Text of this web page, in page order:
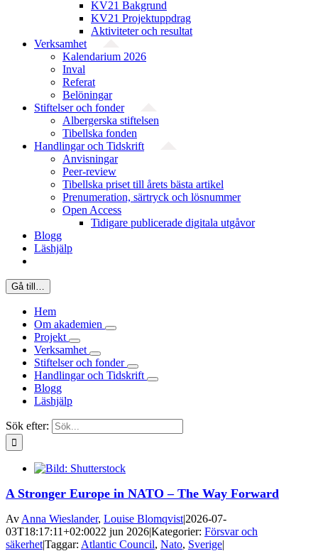
KV21 Bakgrund
KV21 Projektuppdrag
Aktiviteter och resultat
Verksamhet
Kalendarium 2026
Inval
Referat
Belöningar
Stiftelser och fonder
Albergerska stiftelsen
Tibellska fonden
Handlingar och Tidskrift
Anvisningar
Peer-review
Tibellska priset till årets bästa artikel
Prenumeration, särtryck och lösnummer
Open Access
Tidigare publicerade digitala utgåvor
Blogg
Läshjälp
Gå till…
Hem
Om akademien
Projekt
Verksamhet
Stiftelser och fonder
Handlingar och Tidskrift
Blogg
Läshjälp
Sök efter:
A Stronger Europe in NATO – The Way Forward
Av Anna Wieslander, Louise Blomqvist|2026-07-
03T18:17:11+02:0022 jun 2026|Kategorier: Försvar och
säkerhet|Taggar: Atlantic Council, Nato, Sverige|